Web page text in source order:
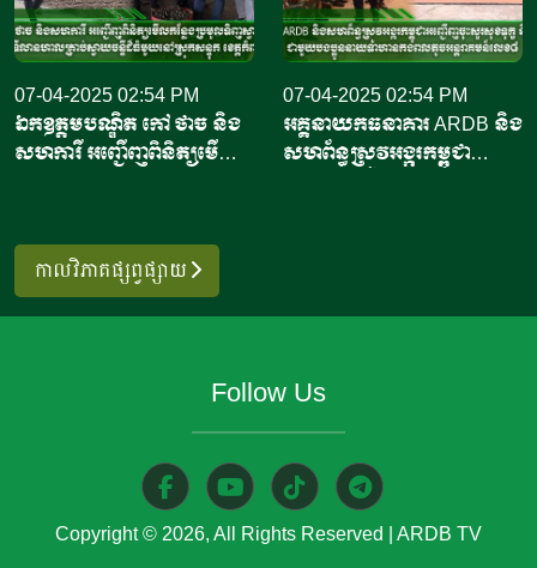
គុណភាពផលិតផលសមុទ្រ និង
នេសាទរបស់ប្រទេសឥណ្ឌូណេស៊ី
បានបញ្ជាក់ថា កិច្ចព្រមព្រៀង
នេះអនុញ្ញាតឱ្យកុងតឺន័ររាប់ពាន់
គ្រឿងដឹកបង្គារឥណ្ឌូណេស៊ី ដែល
ទោះបីជាបទប្បញ្ញត្តិនាំចូលថ្មីនឹង
ចូលជាធរមាននៅចុងខែតុលា
ឆ្នាំ២០២៥នេះ។ លោកស្រីបាន
អាហារ និងឱសថ របស់សហរដ្ឋ
រាប់ពាន់គ្រឿង ដែលនឹងទៅដល់
សហរដ្ឋអាម៉េរិក នៅចុងខែតុលា​
ឬដើមវិច្ឆិកា។ ការនាំចូលថ្មីនេះ
ប្រទេសឥណ្ឌូណេស៊ី។ សារ
ព័ត៌មាន ហ្សាកាតា ប៉ុស្ត្តិ៍ របស់
ឥណ្ឌូណេស៊ី បានចេញផ្សាយថា
កិច្ចព្រមព្រៀងធ្វើឡើងក្នុងដំណើរ
ទស្សនកិច្ចរបស់ប្រធានាធិបតីប៉េរូ
ប្រធានាធិបតី ក្នុងរដ្ឋធានី
ឥណ្ឌូណេស៊ី​​ លោក ប្រាបូវូស
មេដឹកនាំទាំងនេះបានធ្វើជាសាក្សី
ក្នុងការចុះហត្ថលេខាលើកិច្ចព្រម
ព្រៀងពាណិជ្ជកម្ម ហៅថា កិច្ច
07-04-2025 02:54 PM
ឯកឧត្តមបណ្ឌិត កៅ ថាច និង
សហការី អញ្ជើញពិនិត្យមើល
កំពង់ធំ
07-04-2025 02:54 PM
អគ្គនាយកធនាគារ ARDB និង
សហព័ន្ធស្រូវអង្ករកម្ពុជា
កាលវិភាគផ្សព្វផ្សាយ
Follow Us
Copyright © 2026, All Rights Reserved ARDB TV